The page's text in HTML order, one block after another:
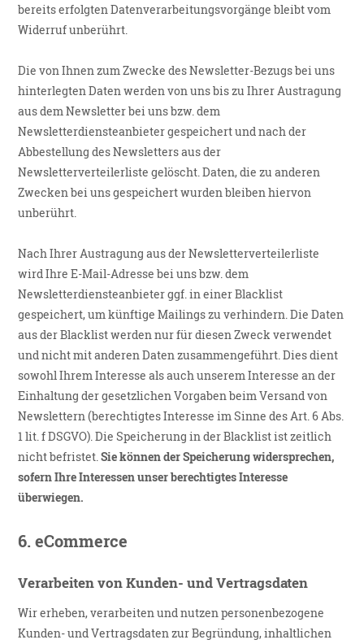
bereits erfolgten Datenverarbeitungsvorgänge bleibt vom
Widerruf unberührt.
Die von Ihnen zum Zwecke des Newsletter-Bezugs bei uns
hinterlegten Daten werden von uns bis zu Ihrer Austragung
aus dem Newsletter bei uns bzw. dem
Newsletterdiensteanbieter gespeichert und nach der
Abbestellung des Newsletters aus der
Newsletterverteilerliste gelöscht. Daten, die zu anderen
Zwecken bei uns gespeichert wurden bleiben hiervon
unberührt.
Nach Ihrer Austragung aus der Newsletterverteilerliste
wird Ihre E-Mail-Adresse bei uns bzw. dem
Newsletterdiensteanbieter ggf. in einer Blacklist
gespeichert, um künftige Mailings zu verhindern. Die Daten
aus der Blacklist werden nur für diesen Zweck verwendet
und nicht mit anderen Daten zusammengeführt. Dies dient
sowohl Ihrem Interesse als auch unserem Interesse an der
Einhaltung der gesetzlichen Vorgaben beim Versand von
Newslettern (berechtigtes Interesse im Sinne des Art. 6 Abs.
1 lit. f DSGVO). Die Speicherung in der Blacklist ist zeitlich
nicht befristet.Sie können der Speicherung widersprechen,
sofern Ihre Interessen unser berechtigtes Interesse
überwiegen.
6.eCommerce
Verarbeiten von Kunden- und Vertragsdaten
Wir erheben, verarbeiten und nutzen personenbezogene
Kunden- und Vertragsdaten zur Begründung, inhaltlichen